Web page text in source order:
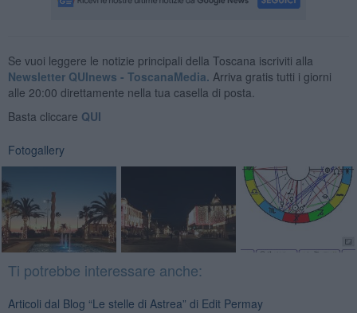
Se vuoi leggere le notizie principali della Toscana iscriviti alla
Newsletter QUInews - ToscanaMedia. Arriva gratis tutti i giorni
alle 20:00 direttamente nella tua casella di posta.
Basta cliccare QUI
Fotogallery
Ti potrebbe interessare anche:
Articoli dal Blog “Le stelle di Astrea” di Edit Permay